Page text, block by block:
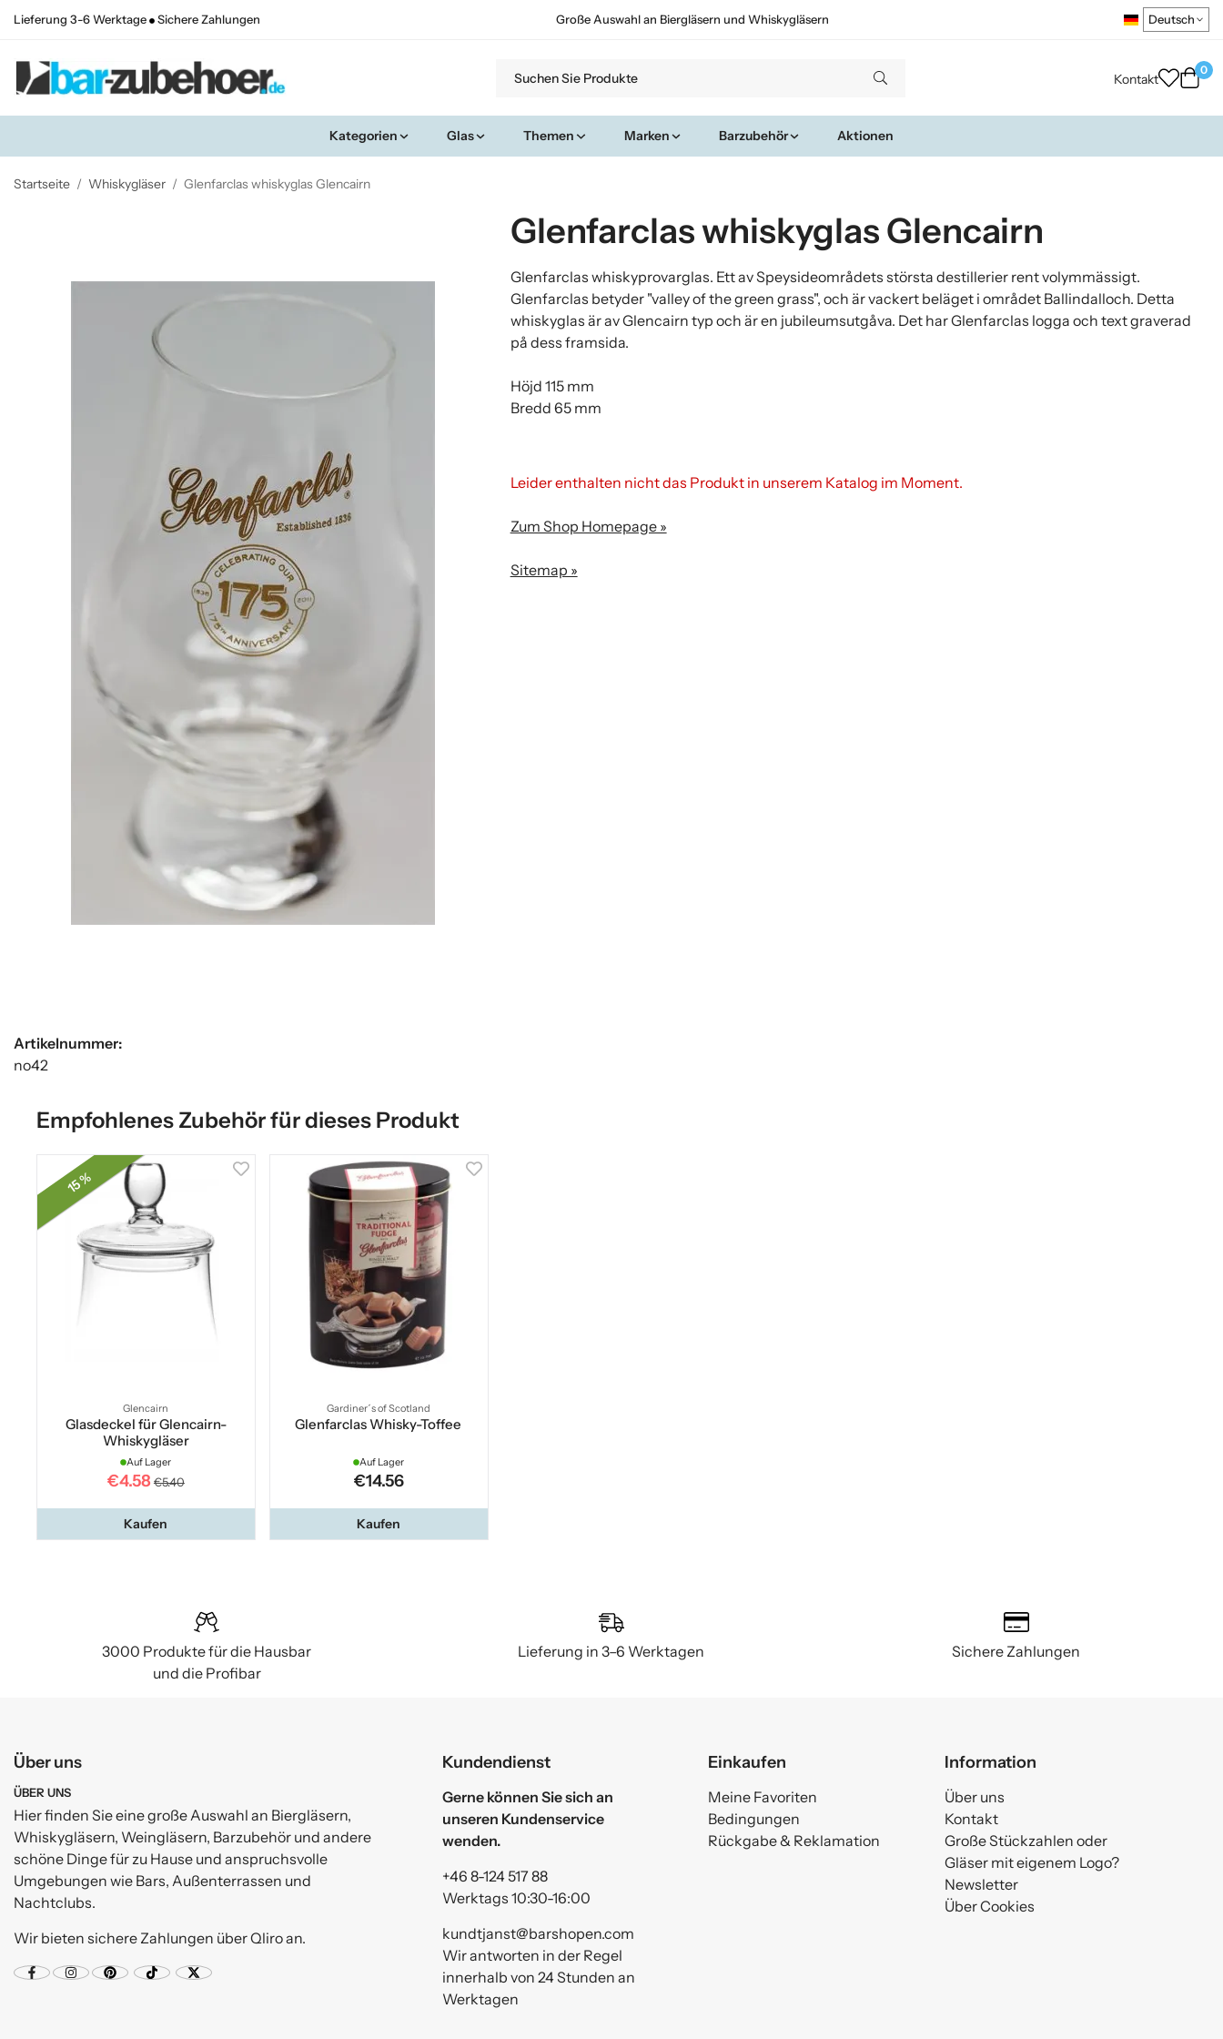
Lieferung 3-6 Werktage Sichere Zahlungen Große Auswahl an Biergläsern und Whiskygläsern
Kontakt
0
Kategorien Glas Themen Marken Barzubehör Aktionen
Startseite / Whiskygläser / Glenfarclas whiskyglas Glencairn
Glenfarclas whiskyglas Glencairn
Glenfarclas whiskyprovarglas. Ett av Speysideområdets största destillerier rent volymmässigt.
Glenfarclas betyder "valley of the green grass", och är vackert beläget i området Ballindalloch. Detta
whiskyglas är av Glencairn typ och är en jubileumsutgåva. Det har Glenfarclas logga och text graverad
på dess framsida.
Höjd 115 mm
Bredd 65 mm
Leider enthalten nicht das Produkt in unserem Katalog im Moment.
Zum Shop Homepage »
Sitemap »
Artikelnummer:
no42
Empfohlenes Zubehör für dieses Produkt
15 %
Glencairn
Glasdeckel für Glencairn-
Whiskygläser
Auf Lager
€4.58 €5.40
Kaufen
Gardiner´s of Scotland
Glenfarclas Whisky-Toffee
Auf Lager
€14.56
Kaufen
3000 Produkte für die Hausbar
und die Profibar
Lieferung in 3–6 Werktagen Sichere Zahlungen
Über uns
ÜBER UNS
Hier finden Sie eine große Auswahl an Biergläsern,
Whiskygläsern, Weingläsern, Barzubehör und andere
schöne Dinge für zu Hause und anspruchsvolle
Umgebungen wie Bars, Außenterrassen und
Nachtclubs.
Wir bieten sichere Zahlungen über Qliro an.
Kundendienst
Gerne können Sie sich an
unseren Kundenservice
wenden.
+46 8-124 517 88
Werktags 10:30-16:00
kundtjanst@barshopen.com
Wir antworten in der Regel
innerhalb von 24 Stunden an
Werktagen
Einkaufen
Meine Favoriten
Bedingungen
Rückgabe & Reklamation
Information
Über uns
Kontakt
Große Stückzahlen oder
Gläser mit eigenem Logo?
Newsletter
Über Cookies